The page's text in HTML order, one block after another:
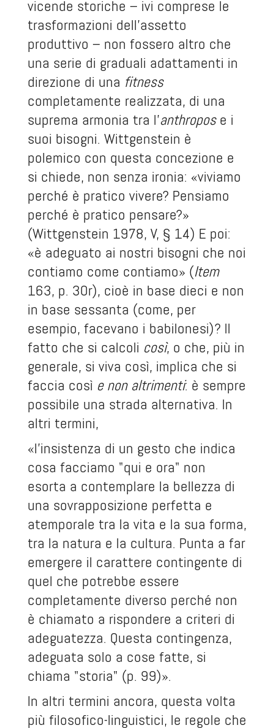
vicende storiche – ivi comprese le
trasformazioni dell’assetto
produttivo – non fossero altro che
una serie di graduali adattamenti in
direzione di una fitness
completamente realizzata, di una
suprema armonia tra l’anthropose i
suoi bisogni. Wittgenstein è
polemico con questa concezione e
si chiede, non senza ironia: «viviamo
perché è pratico vivere? Pensiamo
perché è pratico pensare?»
(Wittgenstein 1978, V, § 14) E poi:
«è adeguato ai nostri bisogni che noi
contiamo come contiamo» (Item
163, p. 30r), cioè in base dieci e non
in base sessanta (come, per
esempio, facevano i babilonesi)? Il
fatto che si calcoli così, o che, più in
generale, si viva così, implica che si
faccia così e non altrimenti: è sempre
possibile una strada alternativa. In
altri termini,
«l’insistenza di un gesto che indica
cosa facciamo "qui e ora" non
esorta a contemplare la bellezza di
una sovrapposizione perfetta e
atemporale tra la vita e la sua forma,
tra la natura e la cultura. Punta a far
emergere il carattere contingente di
quel che potrebbe essere
completamente diverso perché non
è chiamato a rispondere a criteri di
adeguatezza. Questa contingenza,
adeguata solo a cose fatte, si
chiama "storia" (p. 99)».
In altri termini ancora, questa volta
più filosofico-linguistici, le regole che